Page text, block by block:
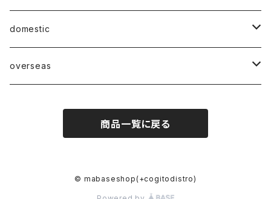
domestic
Mabase Records[マバセレコーズ]
overseas
商品一覧に戻る
© mabaseshop(+cogitodistro)